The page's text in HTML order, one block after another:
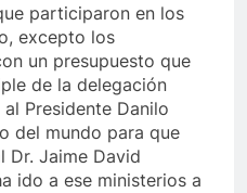
participaron en los
excepto los
un presupuesto que
de la delegación
Presidente Danilo
del mundo para que
Dr. Jaime David
ido a ese ministerios a